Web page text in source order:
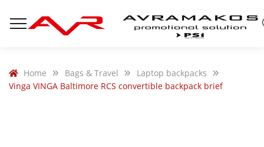
Home Bags & Travel
Laptop backpacks
Vinga VINGA Baltimore RCS convertible backpack brief